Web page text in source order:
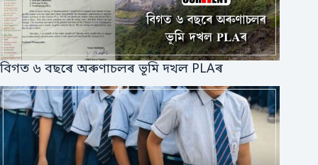
বিগত ৬ বছৰে অৰুণাচলৰ ভূমি দখল PLAৰ